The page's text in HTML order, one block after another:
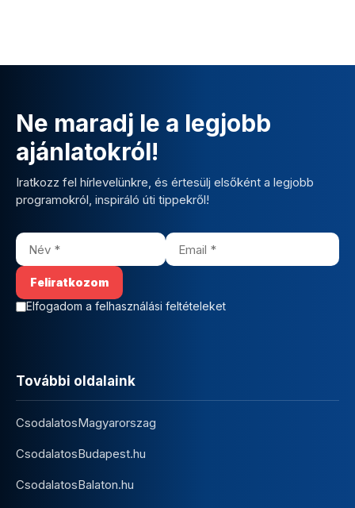
Ne maradj le a legjobb
ajánlatokról!
Iratkozz fel hírlevelünkre, és értesülj elsőként a legjobb
programokról, inspiráló úti tippekről!
Elfogadom a felhasználási feltételeket
További oldalaink
CsodalatosMagyarorszag
CsodalatosBudapest.hu
CsodalatosBalaton.hu